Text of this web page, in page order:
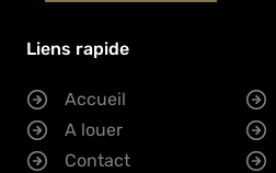
Liens rapide
Accueil
A louer
Contact